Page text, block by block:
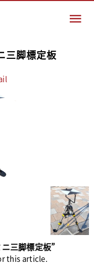
三脚標定板
三脚標定板”
this article.